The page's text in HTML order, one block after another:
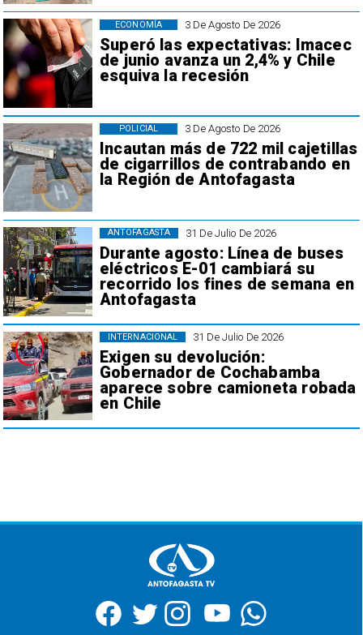
3 De Agosto De 2026
Superó las expectativas: Imacec
de junio avanza un 2,4% y Chile
esquiva la recesión
ECONOMÍA
3 De Agosto De 2026
Incautan más de 722 mil cajetillas
de cigarrillos de contrabando en
la Región de Antofagasta
POLICIAL
31 De Julio De 2026
Durante agosto: Línea de buses
eléctricos E-01 cambiará su
recorrido los fines de semana en
Antofagasta
ANTOFAGASTA
31 De Julio De 2026
Exigen su devolución:
Gobernador de Cochabamba
aparece sobre camioneta robada
en Chile
INTERNACIONAL